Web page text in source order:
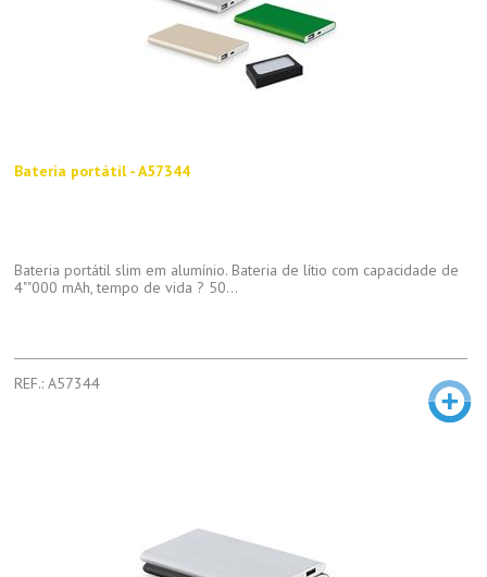
Bateria portátil - A57344
Bateria portátil slim em alumínio. Bateria de lítio com capacidade de
4""000 mAh, tempo de vida ? 50...
REF.: A57344